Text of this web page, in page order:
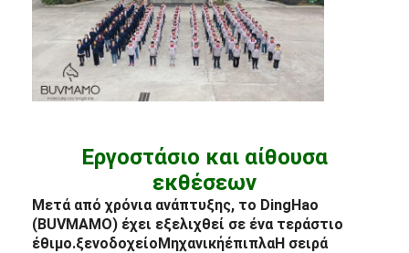
Εργοστάσιο και αίθουσα
εκθέσεων
Μετά από χρόνια ανάπτυξης, το DingHao
(BUVMAMO) έχει εξελιχθεί σε ένα τεράστιο
έθιμο.ξενοδοχείοΜηχανικήέπιπλαΗ σειρά